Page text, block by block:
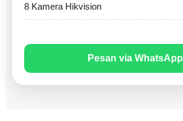
8 Kamera Hikvision
Pesan via WhatsApp